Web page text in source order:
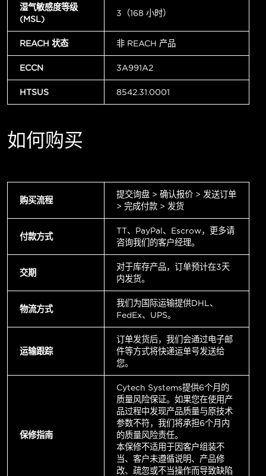
湿气敏感度等级
(MSL)
3（168 小时）
REACH 状态 非 REACH 产品
ECCN 3A991A2
HTSUS 8542.31.0001
如何购买
购买流程
提交询盘 > 确认报价 > 发送订单
> 完成付款 > 发货
付款方式
TT、PayPal、Escrow，更多请
咨询我们的客户经理。
交期
对于库存产品，订单预计在3天
内发货。
物流方式
我们为国际运输提供DHL、
FedEx、UPS。
运输跟踪
订单发货后，我们会通过电子邮
件等方式将快递运单号发送给
您。
保修指南
Cytech Systems提供6个月的
质量风险保证。如果您在使用产
品过程中发现产品质量与原技术
参数不符，我们将承担6个月内
的质量风险责任。
本保修不适用于因客户组装不
当、客户未遵循说明、产品修
改、疏忽或不当操作而导致缺陷